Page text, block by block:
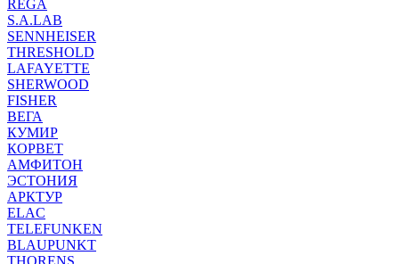
REGA
S.A.LAB
SENNHEISER
THRESHOLD
LAFAYETTE
SHERWOOD
FISHER
ВЕГА
КУМИР
КОРВЕТ
АМФИТОН
ЭСТОНИЯ
АРКТУР
ELAC
TELEFUNKEN
BLAUPUNKT
THORENS